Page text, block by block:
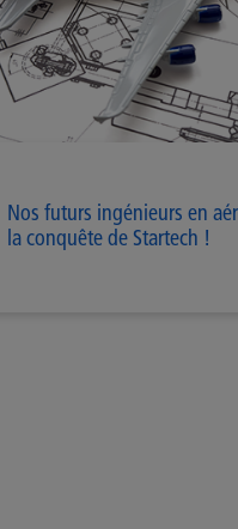
Nos futurs ingénieurs en
la conquête de Startech !